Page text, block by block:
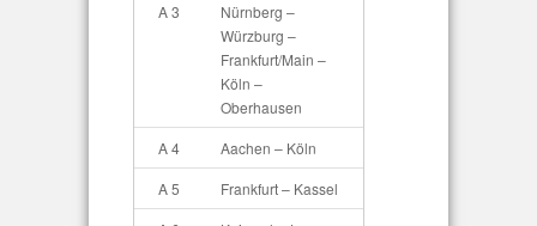
A 3
Nürnberg –
Würzburg –
Frankfurt/Main –
Köln –
Oberhausen
A 4
Aachen – Köln
A 5
Frankfurt – Kassel